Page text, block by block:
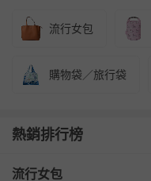
流行女包
購物袋／旅行袋
熱銷排行榜
流行女包